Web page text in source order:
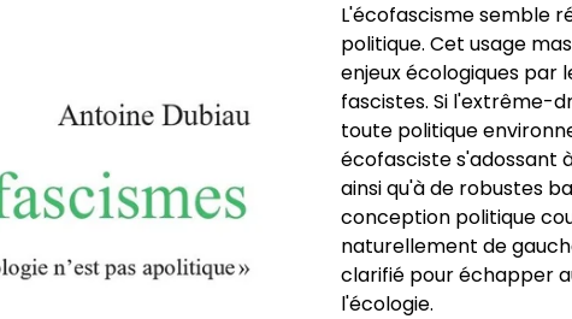
L'écofascisme semble
politique. Cet usage
enjeux écologiques par
fascistes. Si l'extrême-
toute politique
écofasciste s'adossant
ainsi qu'à de robustes
conception politique
naturellement de
clarifié pour échapper
l'écologie.